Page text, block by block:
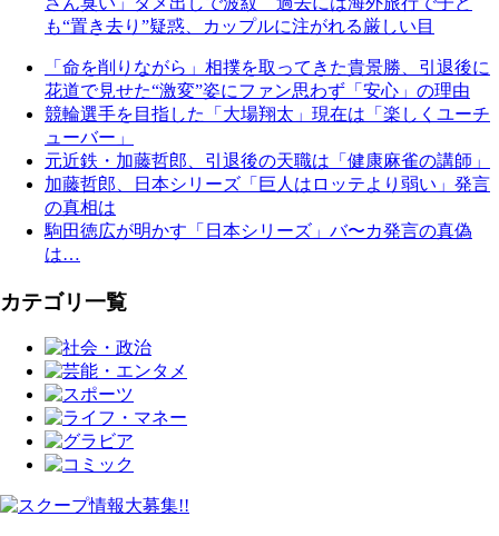
も“置き去り”疑惑、カップルに注がれる厳しい目
「命を削りながら」相撲を取ってきた貴景勝、引退後に
花道で見せた“激変”姿にファン思わず「安心」の理由
競輪選手を目指した「大場翔太」現在は「楽しくユーチ
ューバー」
元近鉄・加藤哲郎、引退後の天職は「健康麻雀の講師」
加藤哲郎、日本シリーズ「巨人はロッテより弱い」発言
の真相は
駒田徳広が明かす「日本シリーズ」バ〜カ発言の真偽
は…
カテゴリ一覧